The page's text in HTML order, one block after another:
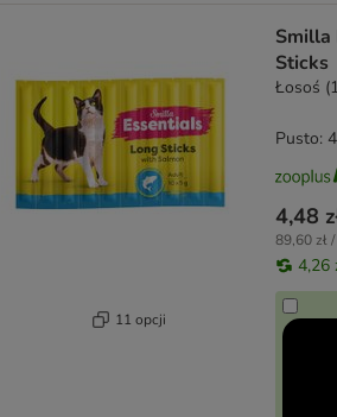
11 opcji
Smilla
Sticks
Łosoś
4,48
89,60 zł
4,26
Pusto: